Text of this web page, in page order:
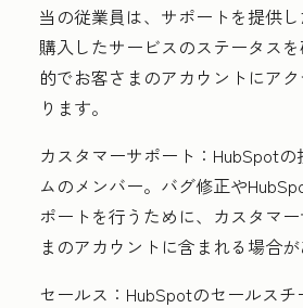
当の従業員は、サポートを提供
購入したサービスのステータス
的でお客さまのアカウントにア
ります。
カスタマーサポート： HubSpot
ムのメンバー。バグ修正や
ポートを行うために、カスタマ
まのアカウントに含まれる場合が
セールス： HubSpotのセールスチ